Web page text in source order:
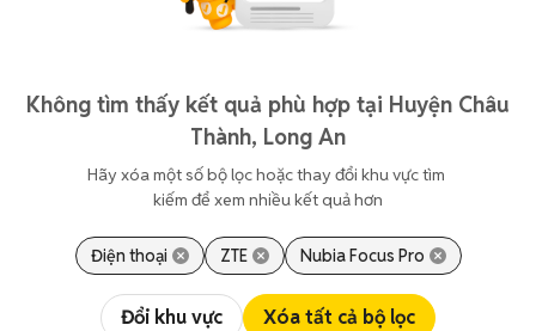
Không tìm thấy kết quả phù hợp tại Huyện Châu
Thành, Long An
Hãy xóa một số bộ lọc hoặc thay đổi khu vực tìm
kiếm để xem nhiều kết quả hơn
Điện thoại ZTE Nubia Focus Pro
Đổi khu vực Xóa tất cả bộ lọc